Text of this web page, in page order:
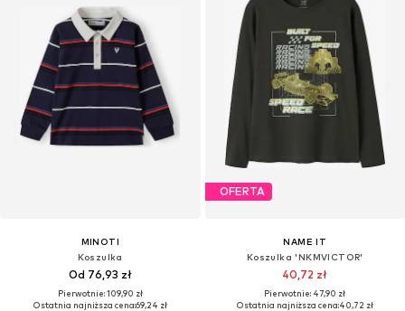
MINOTI
Koszulka
Od 76,93 zł
Pierwotnie: 109,90 zł
Ostatnia najniższa cena:69,24 zł
OFERTA
NAME IT
Koszulka 'NKMVICTOR'
40,72 zł
Pierwotnie: 47,90 zł
Ostatnia najniższa cena:40,72 zł